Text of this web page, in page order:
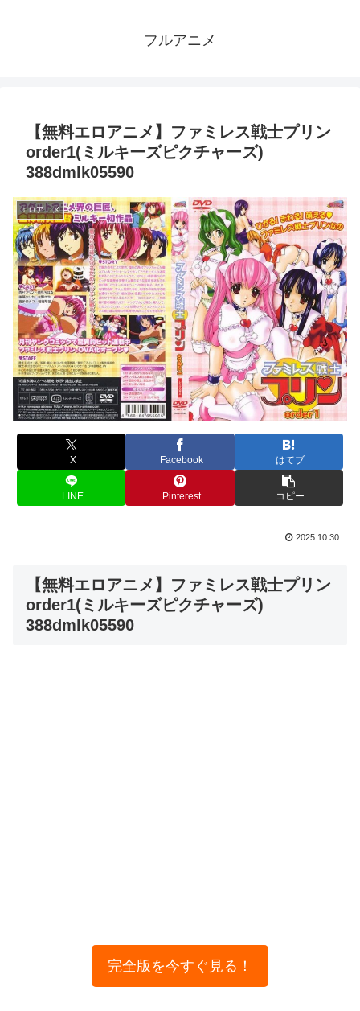
フルアニメ
【無料エロアニメ】ファミレス戦士プリン
order1(ミルキーズピクチャーズ)
388dmlk05590
エロアニメ
X Facebook はてブ
LINE Pinterest コピー
2025.10.30
【無料エロアニメ】ファミレス戦士プリン
order1(ミルキーズピクチャーズ)
388dmlk05590
完全版を今すぐ見る！